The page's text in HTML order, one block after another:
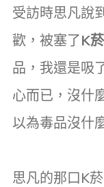
受訪時思凡說
歡，被塞了K菸
品，我還是吸
心而已，沒什
以為毒品沒什
思凡的那口K